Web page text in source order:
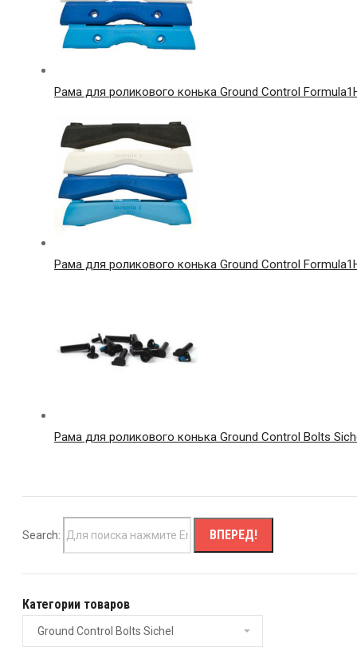
Рама для роликового конька Ground Control
Рама для роликового конька Ground Control
Рама для роликового конька Ground Control Bolts
Search:
Категории товаров